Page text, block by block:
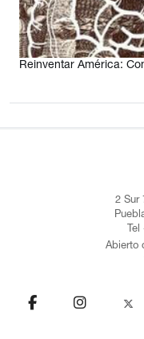
Reinventar América:
2 Sur
Abierto